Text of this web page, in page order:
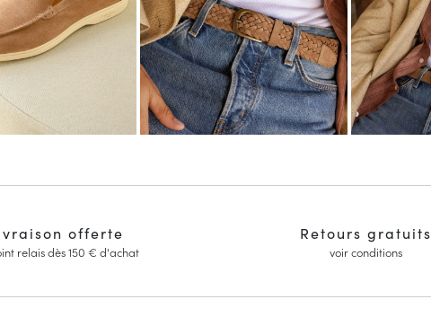
offerte
relais dès 150 € d'achat
Retours gratuits
voir conditions